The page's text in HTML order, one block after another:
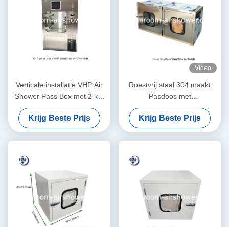
Verticale installatie VHP Air
Shower Pass Box met 2 kW
vermogen voor sterilisatie
Krijg Beste Prijs
Video
Roestvrij staal 304 maakt
Pasdoos met
Mechanische/Elektrische
Koppeling schoon
Krijg Beste Prijs